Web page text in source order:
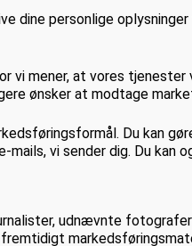
dine personlige
vi mener, at vores
ønsker at modtage
Du kan
vi sender dig. Du kan
udnævnte